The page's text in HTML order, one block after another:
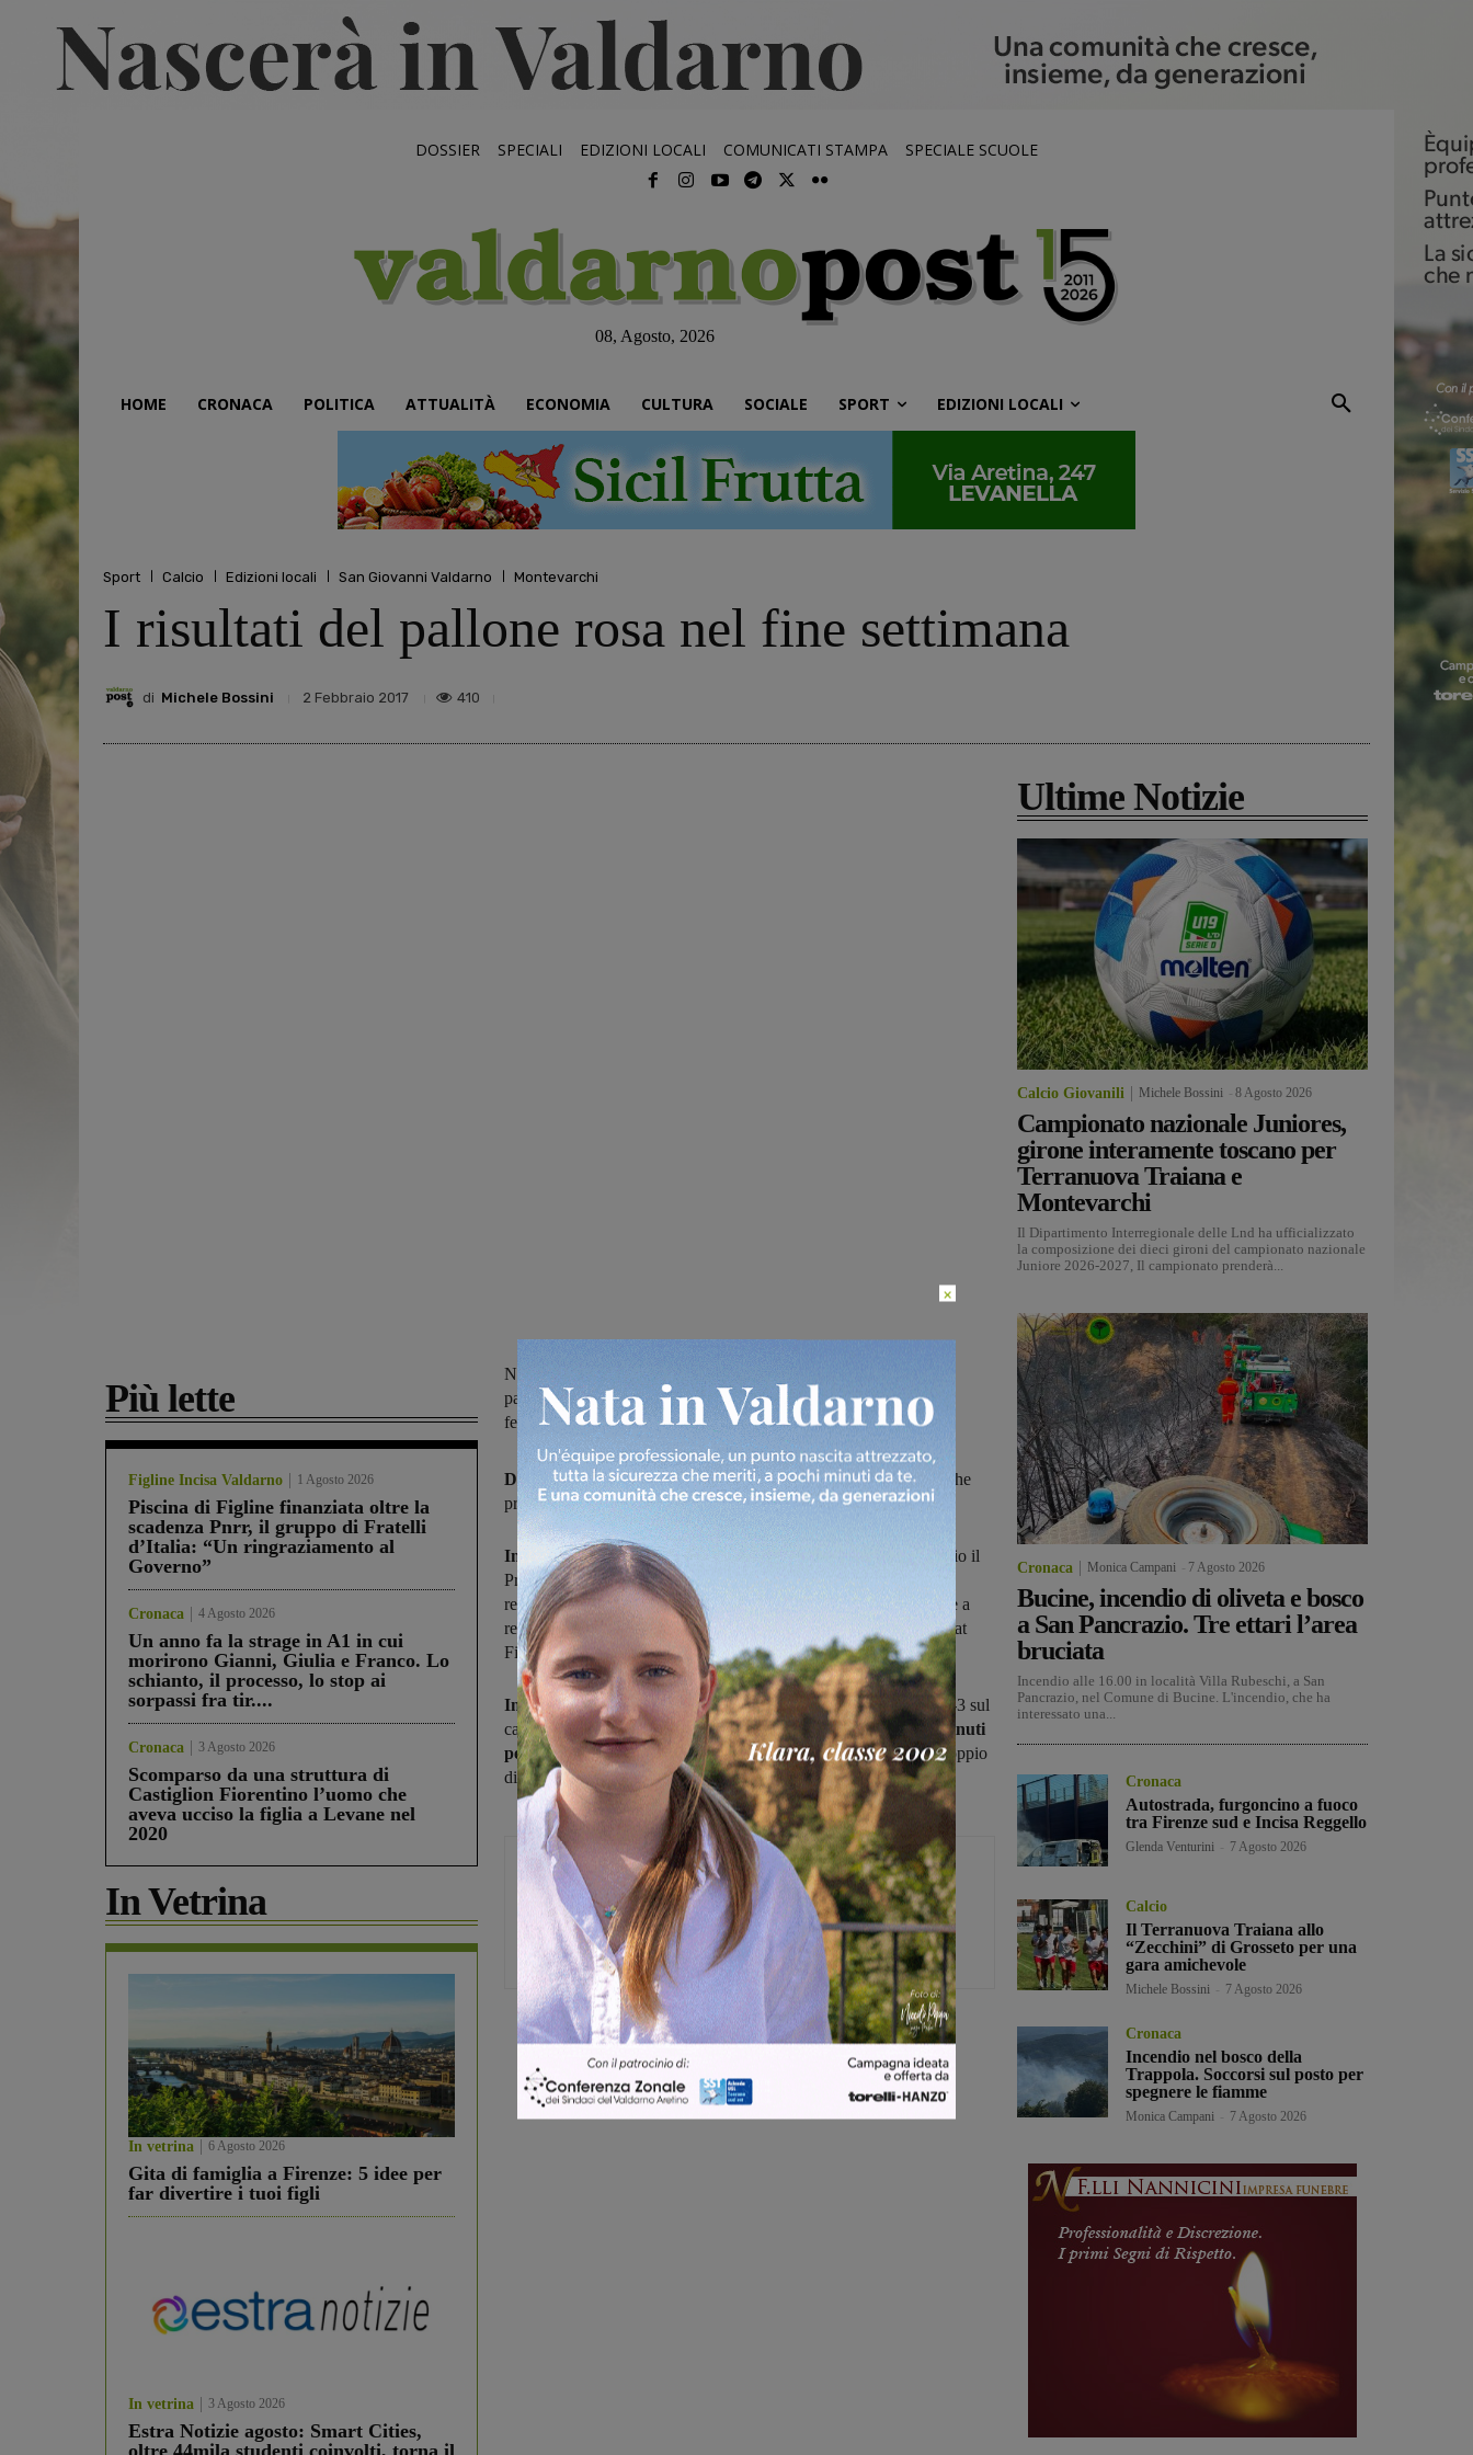
DOSSIER SPECIALI EDIZIONI LOCALI COMUNICATI STAMPA SPECIALE SCUOLE
08, Agosto, 2026
HOME CRONACA POLITICA ATTUALITÀ ECONOMIA CULTURA SOCIALE SPORT EDIZIONI LOCALI
Sport Calcio Edizioni locali San Giovanni Valdarno Montevarchi
I risultati del pallone rosa nel fine settimana
di Michele Bossini 2 Febbraio 2017 410
Più lette
Figline Incisa Valdarno 1 Agosto 2026
Piscina di Figline finanziata oltre la
scadenza Pnrr, il gruppo di Fratelli
d’Italia: “Un ringraziamento al
Governo”
Cronaca 4 Agosto 2026
Un anno fa la strage in A1 in cui
morirono Gianni, Giulia e Franco. Lo
schianto, il processo, lo stop ai
sorpassi fra tir....
Cronaca 3 Agosto 2026
Scomparso da una struttura di
Castiglion Fiorentino l’uomo che
aveva ucciso la figlia a Levane nel
2020
In Vetrina
In vetrina 6 Agosto 2026
Gita di famiglia a Firenze: 5 idee per
far divertire i tuoi figli
In vetrina 3 Agosto 2026
Estra Notizie agosto: Smart Cities,
Nel torneo di serie D vince la Marzocco Sangiovannese mentre
pareggia il Montevarchi; in serie C successo della Vigor calcio
femminile in casa del Ponte a Moriano
Due vittorie e un pareggioper le squadre femminili valdarnesi che
prendono parte ai campionatidi serie D e serie C.
In serie D la Marzocco Sangiovannese
ha battuto 0-3 a domicilio il
Prato, con doppietta di Grifoni nel primo tempo (20' e 30') e tris
realizzato da Achenza in avvio di secondo tempo. E' finita invece a
reti inviolate fra la sfida del "Brilli Peri"
fra Montevarchi e Sancat
Firenze.
In serie C la Vigor calcio femminilesi è imposta con un netto 0-3 sul
campo del Ponte a Moriano. Alle valdarnesi sono bastati
venti minuti
per chiudere la pratica:
al 10' vantaggio di Manetti, al 13' raddoppio
di Briccolani e al 20'ancora Manetti.
Michele Bossini
Share
Ultime Notizie
Calcio Giovanili Michele Bossini 8 Agosto 2026
Campionato nazionale Juniores,
girone interamente toscano per
Terranuova Traiana e
Montevarchi
Il Dipartimento Interregionale delle Lnd ha ufficializzato
la composizione dei dieci gironi del campionato nazionale
Juniore 2026-2027, Il campionato prenderà...
Cronaca Monica Campani 7 Agosto 2026
Bucine, incendio di oliveta e bosco
a San Pancrazio. Tre ettari l’area
bruciata
Incendio alle 16.00 in località Villa Rubeschi, a San
Pancrazio, nel Comune di Bucine. L'incendio, che ha
interessato una...
Cronaca
Autostrada, furgoncino a fuoco
tra Firenze sud e Incisa Reggello
Glenda Venturini 7 Agosto 2026
Calcio
Il Terranuova Traiana allo
“Zecchini” di Grosseto per una
gara amichevole
Michele Bossini 7 Agosto 2026
Cronaca
Incendio nel bosco della
Trappola. Soccorsi sul posto per
spegnere le fiamme
Monica Campani 7 Agosto 2026
×